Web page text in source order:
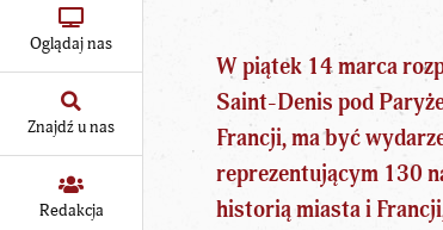
Oglądaj nas
Znajdź u nas
Redakcja
W piątek 14 marca
Saint-Denis pod
Francji, ma być
reprezentującym 130
historią miasta i